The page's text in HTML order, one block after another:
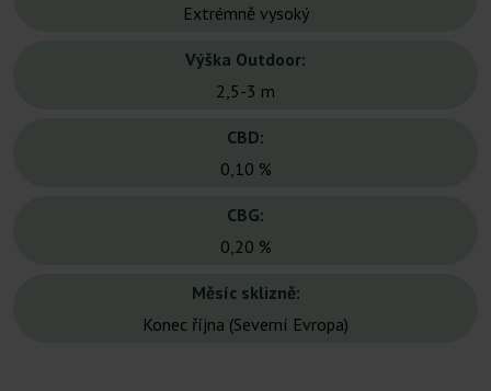
Extrémně vysoký
Výška Outdoor:
2,5-3 m
CBD:
0,10 %
CBG:
0,20 %
Měsíc sklizně:
Konec října (Severní Evropa)